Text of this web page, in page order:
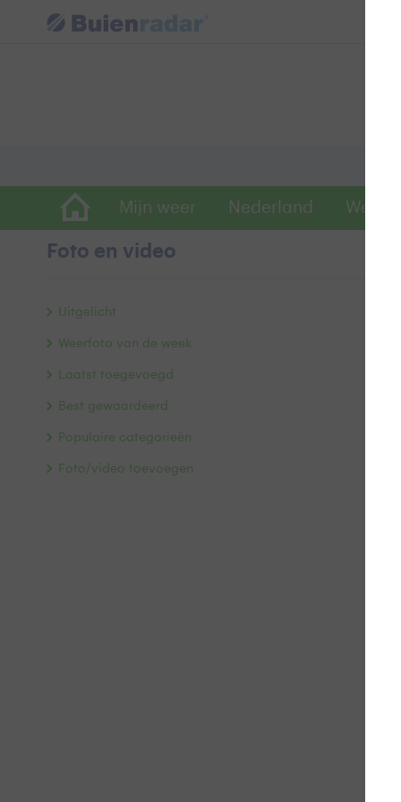
Mijn weer Nederland
Foto en video
Uitgelicht
Weerfoto van de week
Laatst toegevoegd
Best gewaardeerd
Populaire categorieën
Foto/video toevoegen